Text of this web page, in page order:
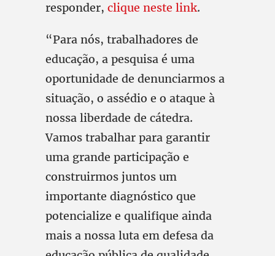
responder, clique neste link.
“Para nós, trabalhadores de
educação, a pesquisa é uma
oportunidade de denunciarmos a
situação, o assédio e o ataque à
nossa liberdade de cátedra.
Vamos trabalhar para garantir
uma grande participação e
construirmos juntos um
importante diagnóstico que
potencialize e qualifique ainda
mais a nossa luta em defesa da